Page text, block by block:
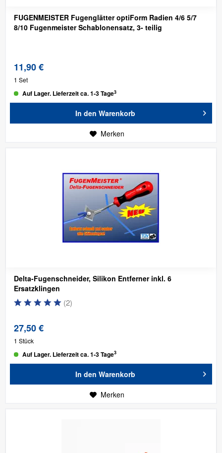
FUGENMEISTER Fugenglätter optiForm Radien 4/6 5/7
8/10 Fugenmeister Schablonensatz, 3- teilig
11,90 €
1 Set
Auf Lager. Lieferzeit ca. 1-3 Tage3
In den Warenkorb
Merken
Delta-Fugenschneider, Silikon Entferner inkl. 6
Ersatzklingen
(2)
27,50 €
1 Stück
Auf Lager. Lieferzeit ca. 1-3 Tage3
In den Warenkorb
Merken